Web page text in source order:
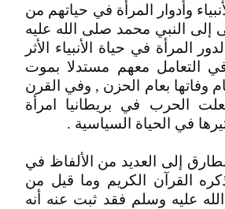
وأدوار المرأة في حياتهم من
النبي محمد صلى الله عليه
المرأة في حياة الأنبياء الأثر
التعامل معهم مستدلا بموت
وفاتها بعام الحزن , وفي القرن
الحرب في بريطانيا امرأة
في الحياة السياسية .
إلى العديد من الألفاظ في
القرآن الكريم وما قيل من
عليه وسلم فقد ثبت عنه أنه